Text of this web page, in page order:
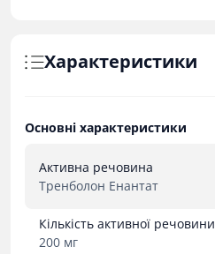
Характеристики
Основні характеристики
Активна речовина
Тренболон Енантат
Кількість активної речовини
200 мг